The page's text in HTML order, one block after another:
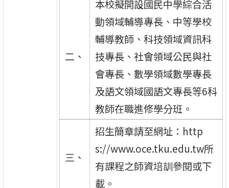
二、
本校擬開設國民中學綜合活
動領域輔導專長、中等學校
輔導教師、科技領域資訊科
技專長、社會領域公民與社
會專長、數學領域數學專長
及語文領域國語文專長等6科
教師在職進修學分班。
三、
招生簡章請至網址：http
s://www.oce.tku.edu.tw所
有課程之師資培訓參閱或下
載。